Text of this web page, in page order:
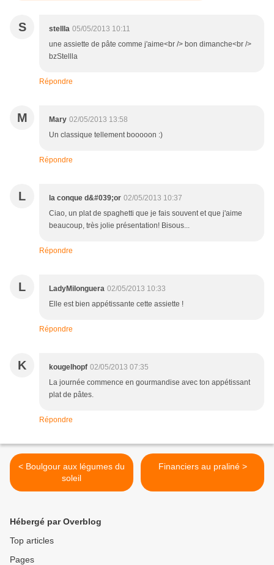
S stellla 05/05/2013 10:11
une assiette de pâte comme j'aime<br /> bon dimanche<br />
bzStellla
Répondre
M Mary 02/05/2013 13:58
Un classique tellement booooon :)
Répondre
L la conque d&#039;or 02/05/2013 10:37
Ciao, un plat de spaghetti que je fais souvent et que j'aime
beaucoup, très jolie présentation! Bisous...
Répondre
L LadyMilonguera 02/05/2013 10:33
Elle est bien appétissante cette assiette !
Répondre
K kougelhopf 02/05/2013 07:35
La journée commence en gourmandise avec ton appétissant
plat de pâtes.
Répondre
< Boulgour aux légumes du
soleil
Financiers au praliné >
Hébergé par Overblog
Top articles
Pages